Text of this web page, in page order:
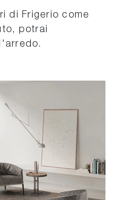
di Frigerio come
potrai